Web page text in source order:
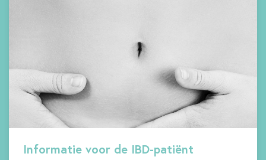
Informatie voor de IBD-patiënt